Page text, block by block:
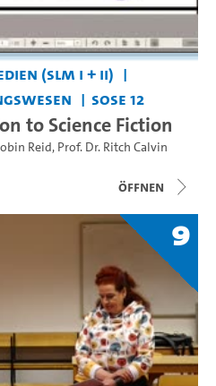
(SLM I + II)
SoSe 12
to Science Fiction
Reid, Prof. Dr. Ritch Calvin
Öffnen
9